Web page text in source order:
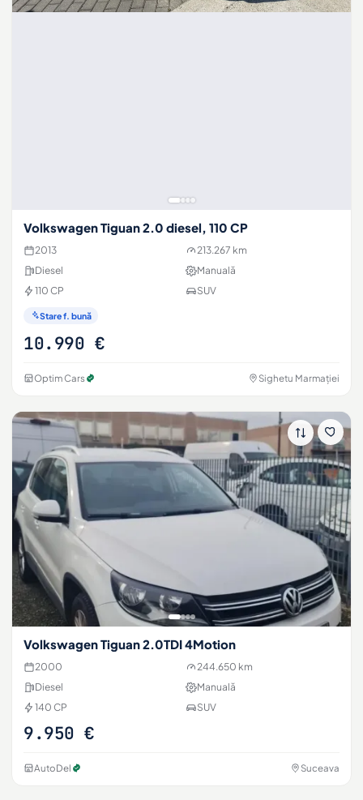
Volkswagen Tiguan 2.0 diesel, 110 CP
2013
213.267 km
Diesel
Manuală
110 CP
SUV
Stare f. bună
10.990 €
Optim Cars Sighetu Marmației
Volkswagen Tiguan 2.0TDI 4Motion
2000
244.650 km
Diesel
Manuală
140 CP
SUV
9.950 €
AutoDel Suceava